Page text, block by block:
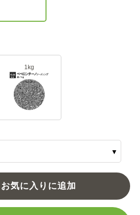
1kg
お気に入りに追加